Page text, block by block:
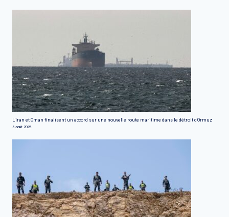
L'Iran et Oman finalisent un accord sur une nouvelle route maritime dans le détroit d'Ormuz
5 août 2026